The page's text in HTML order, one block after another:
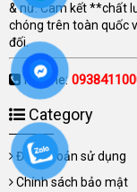
& nữ. Cam kết **chất
chóng trên toàn quốc
đối.
Hotline:
Category
Điều khoản sử dụng
Chính sách bảo mật